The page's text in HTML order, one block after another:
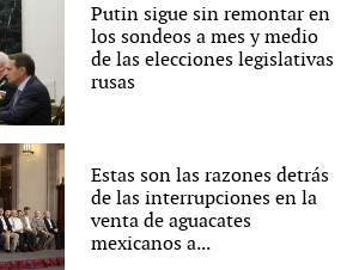
Putin sigue sin remontar en
los sondeos a mes y medio
de las elecciones legislativas
rusas
Estas son las razones detrás
de las interrupciones en la
venta de aguacates
mexicanos a...